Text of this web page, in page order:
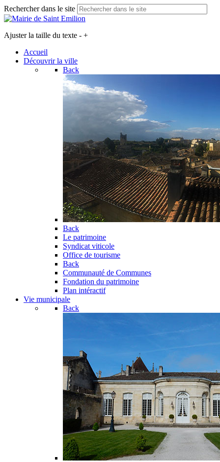
Rechercher dans le site
Ajuster la taille du texte - +
Accueil
Découvrir la ville
Back
Back
Le patrimoine
Syndicat viticole
Office de tourisme
Back
Communauté de Communes
Fondation du patrimoine
Plan intéractif
Vie municipale
Back